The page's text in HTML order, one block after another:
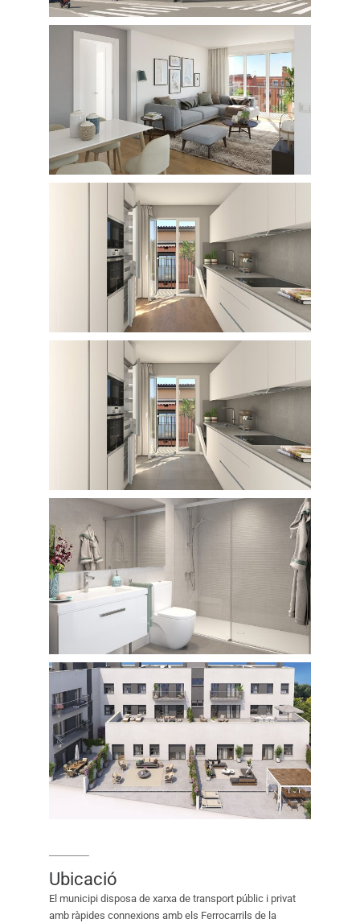
Ubicació
El municipi disposa de xarxa de transport públic i privat
amb ràpides connexions amb els Ferrocarrils de la